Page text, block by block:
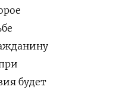
будет